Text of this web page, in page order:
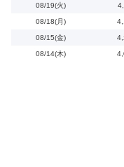
08/19(火)
08/18(月)
08/15(金)
08/14(木)